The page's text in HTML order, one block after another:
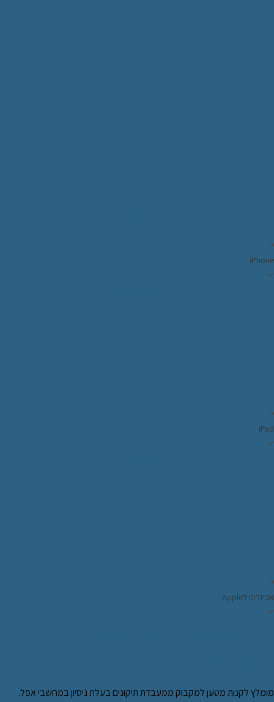
iPhone
iPad
אביזרים לApple
מומלץ לקנות מטען למקבוק ממעבדת תיקונים בעלת ניסיון במחשבי אפל.